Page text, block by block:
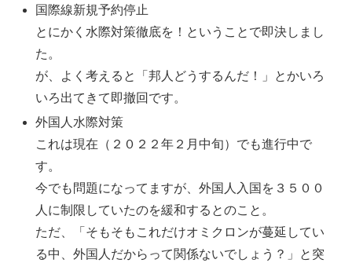
国際線新規予約停止
とにかく水際対策徹底を！ということで即決しまし
た。
が、よく考えると「邦人どうするんだ！」とかいろ
いろ出てきて即撤回です。
外国人水際対策
これは現在（２０２２年２月中旬）でも進行中で
す。
今でも問題になってますが、外国人入国を３５００
人に制限していたのを緩和するとのこと。
ただ、「そもそもこれだけオミクロンが蔓延してい
る中、外国人だからって関係ないでしょう？」と突